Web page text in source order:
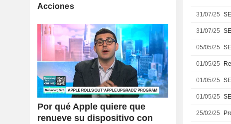
31/07/25
31/07/25
05/05/25
01/05/25
01/05/25
01/05/25
25/02/25
Acciones
Por qué Apple quiere que
renueve su dispositivo con